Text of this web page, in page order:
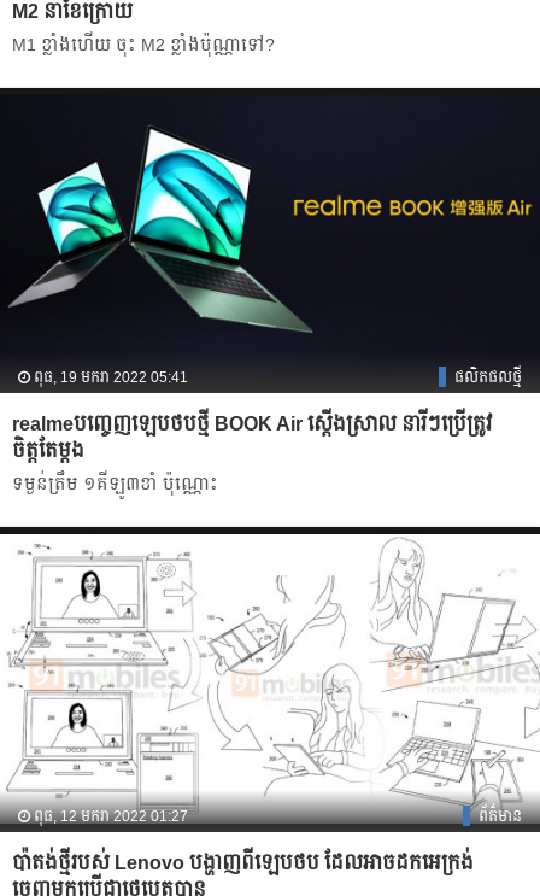
M2 នាខែក្រោយ
M1 ខ្លាំងហើយ ចុះ M2 ខ្លាំងប៉ុណ្ណាទៅ?
ពុធ, 19 មករា 2022 05:41 ផលិតផលថ្មី
realmeបញ្ចេញឡេបថបថ្មី BOOK Air ស្ដើងស្រាល នារីៗប្រើត្រូវ
ចិត្តតែម្ដង
ទម្ងន់ត្រឹម ១គីឡូ៣ខាំ ប៉ុណ្ណោះ
ពុធ, 12 មករា 2022 01:27 ព័ត៌មាន
បា៉តង់ថ្មីរបស់ Lenovo បង្ហាញពីឡេបថប ដែលអាចដកអេក្រង់
ចេញមកប្រើជាថេប្លេតបាន